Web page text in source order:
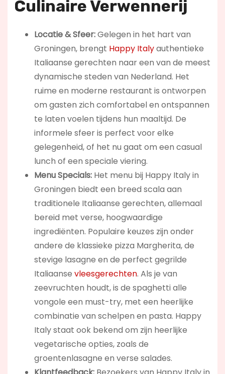
Culinaire Verwennerij
Locatie & Sfeer:Gelegen in het hart van
Groningen, brengt Happy Italyauthentieke
Italiaanse gerechten naar een van de meest
dynamische steden van Nederland. Het
ruime en moderne restaurant is ontworpen
om gasten zich comfortabel en ontspannen
te laten voelen tijdens hun maaltijd. De
informele sfeer is perfect voor elke
gelegenheid, of het nu gaat om een casual
lunch of een speciale viering.
Menu Specials: Het menu bij Happy Italy in
Groningen biedt een breed scala aan
traditionele Italiaanse gerechten, allemaal
bereid met verse, hoogwaardige
ingrediënten. Populaire keuzes zijn onder
andere de klassieke pizza Margherita, de
stevige lasagne en de perfect gegrilde
Italiaanse vleesgerechten. Als je van
zeevruchten houdt, is de spaghetti alle
vongole een must-try, met een heerlijke
combinatie van schelpen en pasta. Happy
Italy staat ook bekend om zijn heerlijke
vegetarische opties, zoals de
groentenlasagne en verse salades.